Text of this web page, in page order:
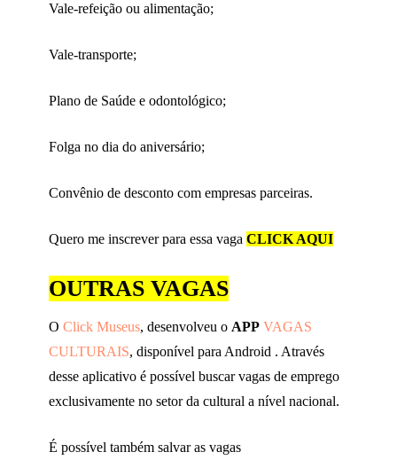
Vale-refeição ou alimentação;
Vale-transporte;
Plano de Saúde e odontológico;
Folga no dia do aniversário;
Convênio de desconto com empresas parceiras.
Quero me inscrever para essa vaga CLICK AQUI
OUTRAS VAGAS
O Click Museus, desenvolveu o APP VAGAS
CULTURAIS, disponível para Android . Através
desse aplicativo é possível buscar vagas de emprego
exclusivamente no setor da cultural a nível nacional.
É possível também salvar as vagas